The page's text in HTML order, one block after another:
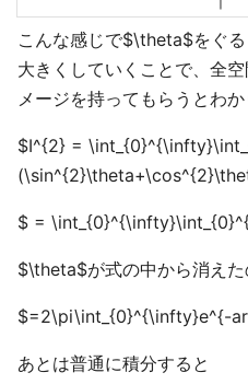
こんな感じで$\theta$をぐ
大きくしていくことで、全
メージを持ってもらうとわ
$I^{2} =
$ =
$\theta$が式の中から消え
$=2\pi\int_{0}^{\infty}e^{-
あとは普通に積分すると